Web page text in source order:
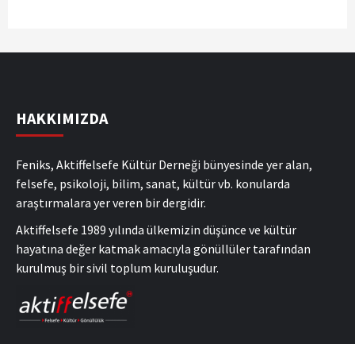
HAKKIMIZDA
Feniks, Aktiffelsefe Kültür Derneği bünyesinde yer alan,
felsefe, psikoloji, bilim, sanat, kültür vb. konularda
araştırmalara yer veren bir dergidir.
Aktiffelsefe 1989 yılında ülkemizin düşünce ve kültür
hayatına değer katmak amacıyla gönüllüler tarafından
kurulmuş bir sivil toplum kuruluşudur.